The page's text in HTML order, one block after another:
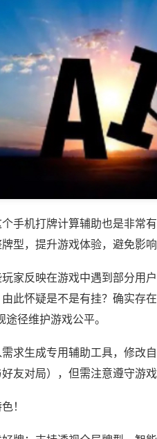
手机打牌计算辅助也是非常
型，提升游戏体验，避免影响
家反映在游戏中遇到部分用
此怀疑是不是有挂？确实存
径维护游戏公平。
求生成专用辅助工具，修改
友对局），但需注意遵守游戏
！